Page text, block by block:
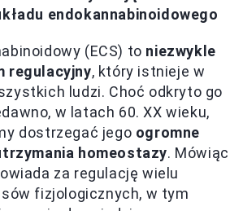
endokannabinoidowego
(ECS) to niezwykle
regulacyjny, który istnieje w
ludzi. Choć odkryto go
w latach 60. XX wieku,
dostrzegać jego ogromne
homeostazy. Mówiąc
za regulację wielu
fizjologicznych, w tym